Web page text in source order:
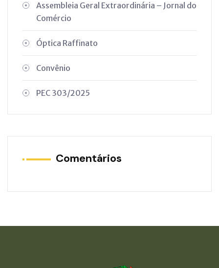
Assembleia Geral Extraordinária – Jornal do
Comércio
Óptica Raffinato
Convênio
PEC 303/2025
Comentários